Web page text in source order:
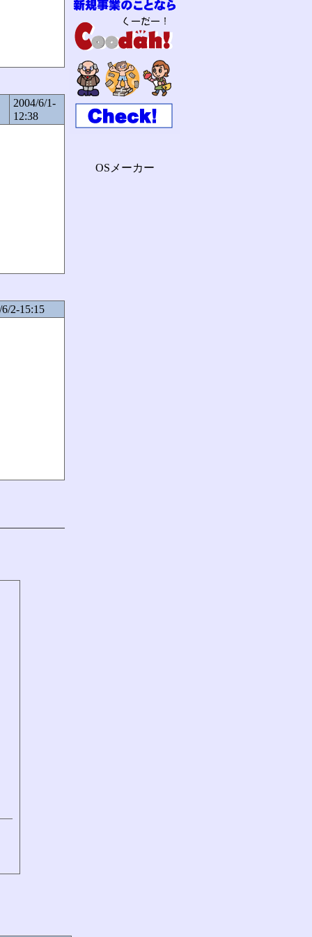
2004/6/1-
12:38
6/2-15:15
OSメーカー